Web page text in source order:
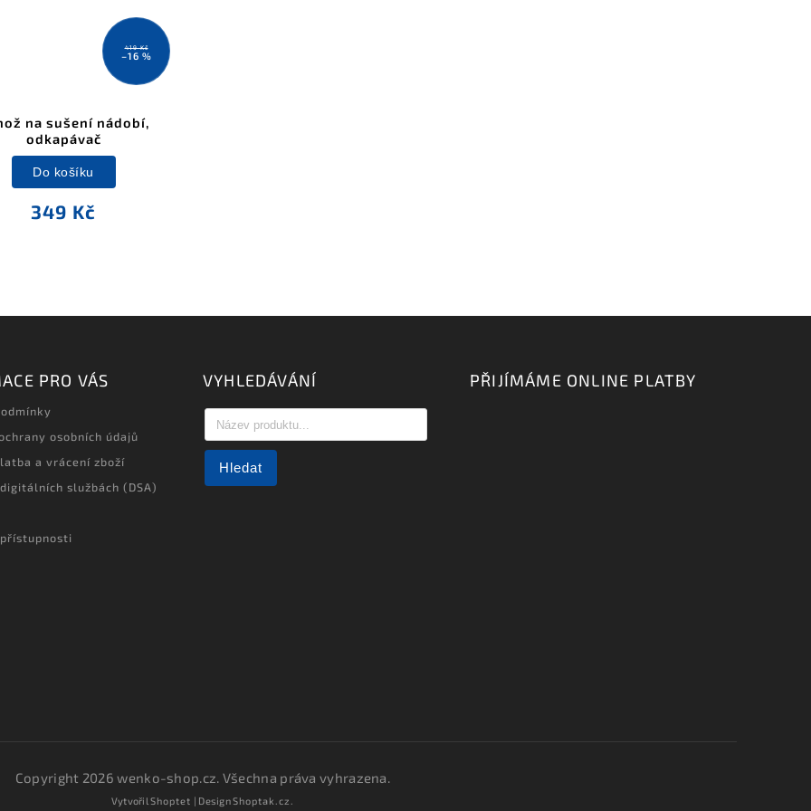
419 Kč
–16 %
na sušení nádobí,
odkapávač
349 Kč
Do košíku
PRO VÁS
osobních údajů
a vrácení zboží
službách (DSA)
VYHLEDÁVÁNÍ
Hledat
PŘIJÍMÁME ONLINE PLATBY
Copyright 2026wenko-shop.cz. Všechna práva vyhrazena.
VytvořilShoptet | DesignShoptak.cz.